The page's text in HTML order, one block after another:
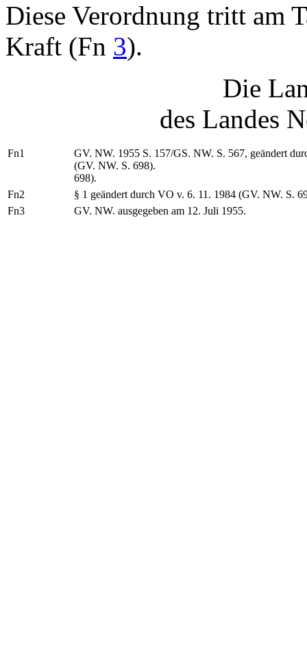
Diese Verordnung tritt am
Kraft (Fn 3).
Die
des Landes
Fn1
GV. NW. 1955 S. 157/GS. NW. S. 567, geändert
(GV. NW. S. 698).
698).
Fn2
§ 1 geändert durch VO v. 6. 11. 1984 (GV. NW. S.
Fn3
GV. NW. ausgegeben am 12. Juli 1955.